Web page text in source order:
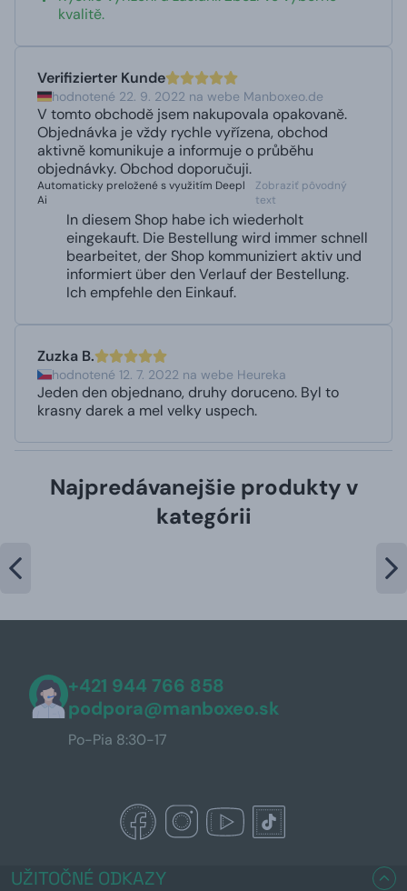
kvalitě.
Verifizierter Kunde
hodnotené 22. 9. 2022 na webe Manboxeo.de
V tomto obchodě jsem nakupovala opakovaně.
Objednávka je vždy rychle vyřízena, obchod
aktivně komunikuje a informuje o průběhu
objednávky. Obchod doporučuji.
Automaticky preložené s využitím Deepl
Ai
Zobraziť pôvodný
text
In diesem Shop habe ich wiederholt
eingekauft. Die Bestellung wird immer schnell
bearbeitet, der Shop kommuniziert aktiv und
informiert über den Verlauf der Bestellung.
Ich empfehle den Einkauf.
Zuzka B.
hodnotené 12. 7. 2022 na webe Heureka
Jeden den objednano, druhy doruceno. Byl to
krasny darek a mel velky uspech.
Najpredávanejšie produkty v
kategórii
+421 944 766 858
podpora@manboxeo.sk
Po-Pia 8:30-17
UŽITOČNÉ ODKAZY